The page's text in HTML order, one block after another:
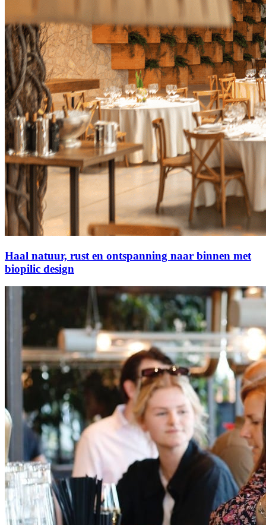
Haal natuur, rust en ontspanning naar binnen met
biopilic design